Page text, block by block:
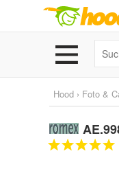
Hood › Foto &